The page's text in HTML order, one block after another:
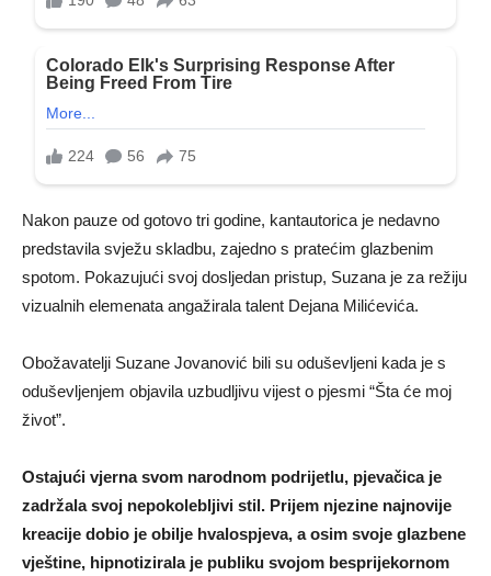
Nakon pauze od gotovo tri godine, kantautorica je nedavno
predstavila svježu skladbu, zajedno s pratećim glazbenim
spotom. Pokazujući svoj dosljedan pristup, Suzana je za režiju
vizualnih elemenata angažirala talent Dejana Milićevića.
Obožavatelji Suzane Jovanović bili su oduševljeni kada je s
oduševljenjem objavila uzbudljivu vijest o pjesmi “Šta će moj
život”.
Ostajući vjerna svom narodnom podrijetlu, pjevačica je
zadržala svoj nepokolebljivi stil. Prijem njezine najnovije
kreacije dobio je obilje hvalospjeva, a osim svoje glazbene
vještine, hipnotizirala je publiku svojom besprijekornom